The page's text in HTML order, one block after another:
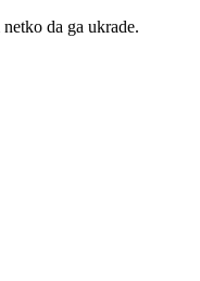
da ga ukrade.